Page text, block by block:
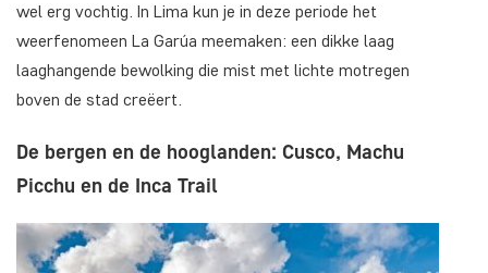
wel erg vochtig. In Lima kun je in deze periode het
weerfenomeen La Garúa meemaken: een dikke laag
laaghangende bewolking die mist met lichte motregen
boven de stad creëert.
De bergen en de hooglanden: Cusco, Machu
Picchu en de Inca Trail